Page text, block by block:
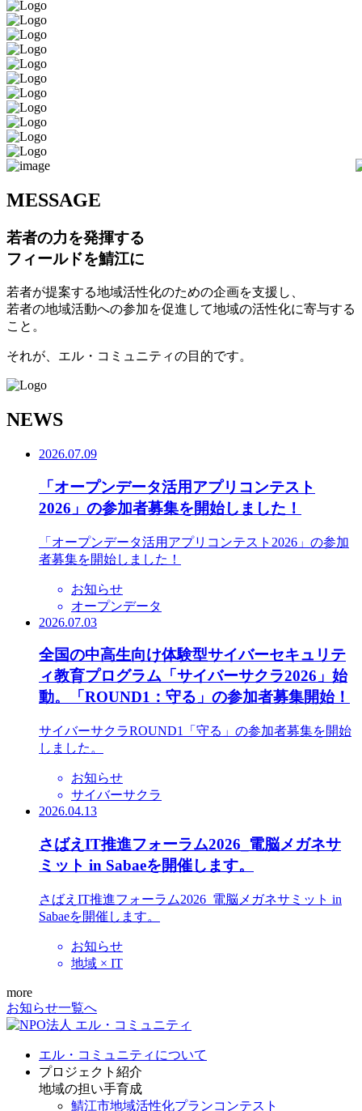
MESSAGE
若者の力を発揮する
フィールドを鯖江に
若者が提案する地域活性化のための企画を支援し、
若者の地域活動への参加を促進して地域の活性化に寄与する
こと。
それが、エル・コミュニティの目的です。
NEWS
2026.07.09
「オープンデータ活用アプリコンテスト
2026」の参加者募集を開始しました！
「オープンデータ活用アプリコンテスト2026」の参加
者募集を開始しました！
お知らせ
オープンデータ
2026.07.03
全国の中高生向け体験型サイバーセキュリテ
ィ教育プログラム「サイバーサクラ2026」始
動。「ROUND1：守る」の参加者募集開始！
サイバーサクラROUND1「守る」の参加者募集を開始
しました。
お知らせ
サイバーサクラ
2026.04.13
さばえIT推進フォーラム2026_電脳メガネサ
ミット in Sabaeを開催します。
さばえIT推進フォーラム2026_電脳メガネサミット in
Sabaeを開催します。
お知らせ
地域 × IT
more
お知らせ一覧へ
エル・コミュニティについて
プロジェクト紹介
地域の担い手育成
鯖江市地域活性化プランコンテスト